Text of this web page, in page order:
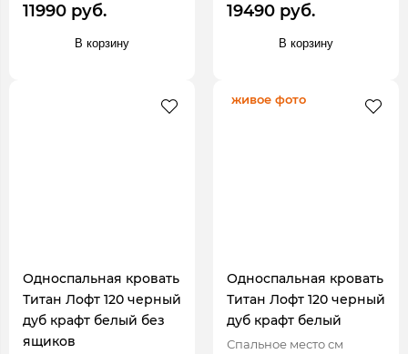
11990 руб.
В корзину
19490 руб.
В корзину
Односпальная кровать
Титан Лофт 120 черный
дуб крафт белый без
ящиков
живое фото
Односпальная кровать
Титан Лофт 120 черный
дуб крафт белый
Спальное место см